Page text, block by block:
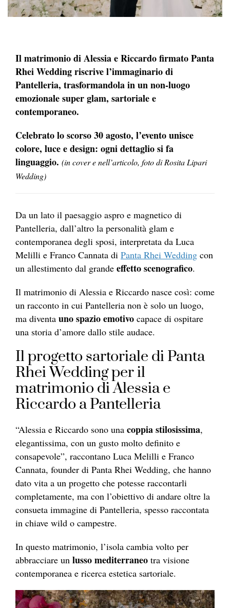
Il matrimonio di Alessia e Riccardo firmato Panta
Rhei Wedding riscrive l’immaginario di
Pantelleria, trasformandola in un non-luogo
emozionale super glam, sartoriale e
contemporaneo.
Celebrato lo scorso 30 agosto, l’evento unisce
colore, luce e design: ogni dettaglio si fa
linguaggio. (in cover e nell’articolo, foto di Rosita Lipari
Wedding)
Da un lato il paesaggio aspro e magnetico di
Pantelleria, dall’altro la personalità glam e
contemporanea degli sposi, interpretata da Luca
Melilli e Franco Cannata di Panta Rhei Wedding con
un allestimento dal grande effetto scenografico.
Il matrimonio di Alessia e Riccardo nasce così: come
un racconto in cui Pantelleria non è solo un luogo,
ma diventa uno spazio emotivo capace di ospitare
una storia d’amore dallo stile audace.
Il progetto sartoriale di Panta
Rhei Wedding per il
matrimonio di Alessia e
Riccardo a Pantelleria
“Alessia e Riccardo sono una coppia stilosissima,
elegantissima, con un gusto molto definito e
consapevole”, raccontano Luca Melilli e Franco
Cannata, founder di Panta Rhei Wedding, che hanno
dato vita a un progetto che potesse raccontarli
completamente, ma con l’obiettivo di andare oltre la
consueta immagine di Pantelleria, spesso raccontata
in chiave wild o campestre.
In questo matrimonio, l’isola cambia volto per
abbracciare un lusso mediterraneo tra visione
contemporanea e ricerca estetica sartoriale.